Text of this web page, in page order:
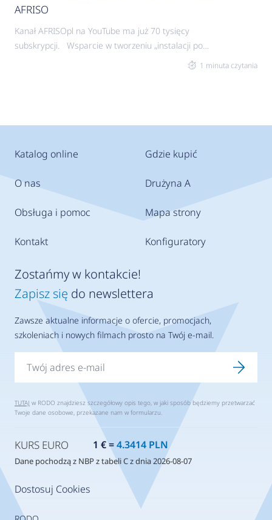
AFRISO
Kanał AFRISOpl na YouTube ma już 70 tysięcy
subskrypcji. Wsparcie w tworzeniu „instalacji pod
wybrać produkty, pokazujemy
1 minuta czytania
Katalog online
O nas
Obsługa i pomoc
Kontakt
Gdzie kupić
Drużyna A
Mapa strony
Konfiguratory
Dostosuj Cookies
Zostańmy w kontakcie!
Zapisz się do newslettera
Zawsze aktualne informacje o ofercie, promocjach,
szkoleniach i nowych filmach prosto na Twój e-mail.
TUTAJ w RODO znajdziesz szczegółowy opis tego, w jaki sposób będziemy przetwarzać
Twoje dane osobowe, przekazane nam w formularzu.
KURS EURO 1 € =4.3414 PLN
Dane pochodzą z NBP z tabeli C z dnia 2026-08-07